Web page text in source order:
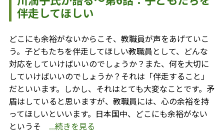
伴走してほしい
どこにも余裕がないからこそ、教職員が声をあげていこ
う。子どもたちを伴走してほしい教職員として、どんな
対応をしていけばいいのでしょうか？また、何を大切に
していけばいいのでしょうか？それは「伴走すること」
だといいます。しかし、それはとても大変なことです。矛
盾はしていると思いますが、教職員には、心の余裕を持
ってほしいといいます。日本国中、どこにも余裕がない
というそ ...続きを見る